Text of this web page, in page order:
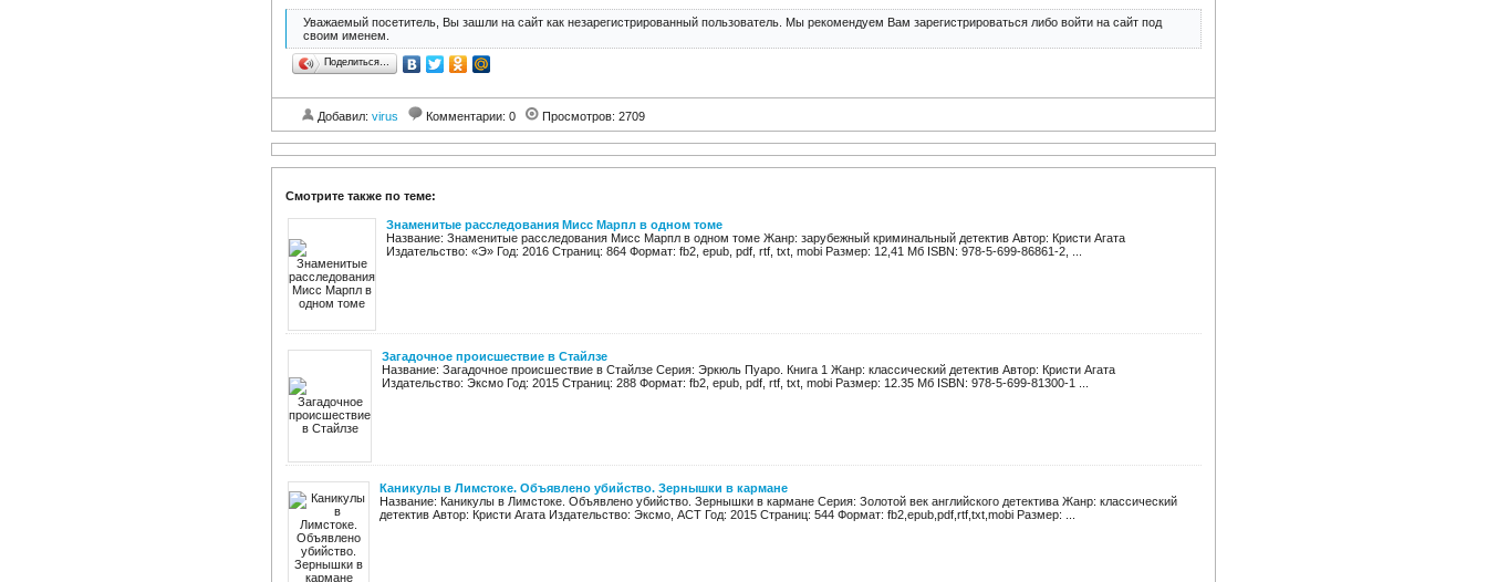
Уважаемый посетитель, Вы зашли на сайт как незарегистрированный пользователь. Мы рекомендуем Вам зарегистрироваться либо войти на сайт под
своим именем.
Поделиться…
Добавил: virus Комментарии: 0 Просмотров: 2709
Смотрите также по теме:
Знаменитые расследования Мисс Марпл в одном томе
Название: Знаменитые расследования Мисс Марпл в одном томе Жанр: зарубежный криминальный детектив Автор: Кристи Агата
Издательство: «Э» Год: 2016 Страниц: 864 Формат: fb2, epub, pdf, rtf, txt, mobi Размер: 12,41 Мб ISBN: 978-5-699-86861-2, ...
Загадочное происшествие в Стайлзе
Название: Загадочное происшествие в Стайлзе Серия: Эркюль Пуаро. Книга 1 Жанр: классический детектив Автор: Кристи Агата
Издательство: Эксмо Год: 2015 Страниц: 288 Формат: fb2, epub, pdf, rtf, txt, mobi Размер: 12.35 Мб ISBN: 978-5-699-81300-1 ...
Каникулы в Лимстоке. Объявлено убийство. Зернышки в кармане
Название: Каникулы в Лимстоке. Объявлено убийство. Зернышки в кармане Серия: Золотой век английского детектива Жанр: классический
детектив Автор: Кристи Агата Издательство: Эксмо, АСТ Год: 2015 Страниц: 544 Формат: fb2,epub,pdf,rtf,txt,mobi Размер: ...